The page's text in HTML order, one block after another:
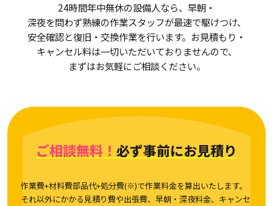
24時間年中無休の設備人なら、早朝・
深夜を問わず熟練の作業スタッフが最速で駆けつけ、
安全確認と復旧・交換作業を行います。お見積もり・
キャンセル料は一切いただいておりませんので、
まずはお気軽にご相談ください。
ご相談無料！ 必ず事前にお見積り
作業費+材料費部品代+処分費(※)で作業料金を算出いたします。
それ以外にかかる見積り費や出張費、早朝・深夜料金、キャンセ